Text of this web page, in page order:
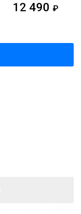
12 490 ₽